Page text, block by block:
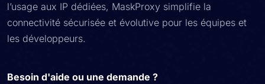
l’usage aux IP dédiées, MaskProxy simplifie la
connectivité sécurisée et évolutive pour les équipes et
les développeurs.
Besoin d'aide ou une demande ?